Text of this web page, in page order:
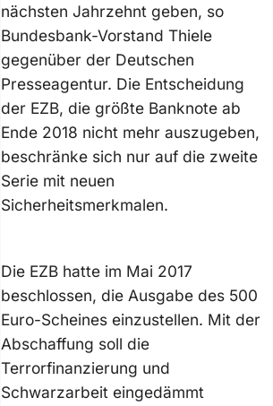
nächsten Jahrzehnt geben, so
Bundesbank-Vorstand Thiele
gegenüber der Deutschen
Presseagentur. Die Entscheidung
der EZB, die größte Banknote ab
Ende 2018 nicht mehr auszugeben,
beschränke sich nur auf die zweite
Serie mit neuen
Sicherheitsmerkmalen.
Die EZB hatte im Mai 2017
beschlossen, die Ausgabe des 500
Euro-Scheines einzustellen. Mit der
Abschaffung soll die
Terrorfinanzierung und
Schwarzarbeit eingedämmt